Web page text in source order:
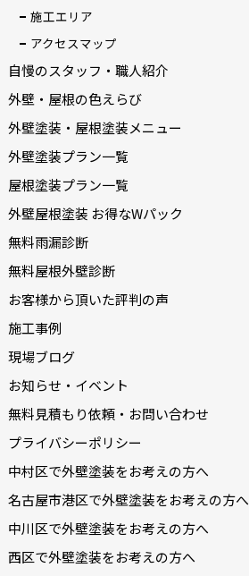
施工エリア
アクセスマップ
自慢のスタッフ・職人紹介
外壁・屋根の色えらび
外壁塗装・屋根塗装メニュー
外壁塗装プラン一覧
屋根塗装プラン一覧
外壁屋根塗装 お得なWパック
無料雨漏診断
無料屋根外壁診断
お客様から頂いた評判の声
施工事例
現場ブログ
お知らせ・イベント
無料見積もり依頼・お問い合わせ
プライバシーポリシー
中村区で外壁塗装をお考えの方へ
名古屋市港区で外壁塗装をお考えの方へ
中川区で外壁塗装をお考えの方へ
西区で外壁塗装をお考えの方へ